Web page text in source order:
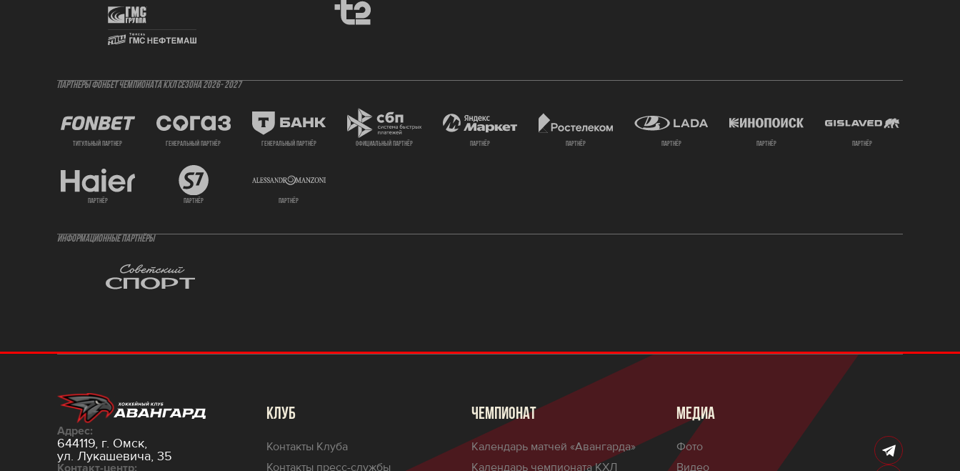
ПАРТНЕРЫ ФОНБЕТ ЧЕМПИОНАТА КХЛ СЕЗОНА 2026- 2027
титульный партнер генеральный партнёр генеральный партнёр официальный партнёр партнёр партнёр партнёр партнёр партнёр
партнёр партнёр партнёр
ИНФОРМАЦИОННЫЕ ПАРТНЁРЫ
Адрес:
644119, г. Омск,
ул. Лукашевича, 35
Контакт-центр:
КЛУБ
Контакты Клуба
Контакты пресс-службы
ЧЕМПИОНАТ
Календарь матчей «Авангарда»
Календарь чемпионата КХЛ
МЕДИА
Фото
Видео